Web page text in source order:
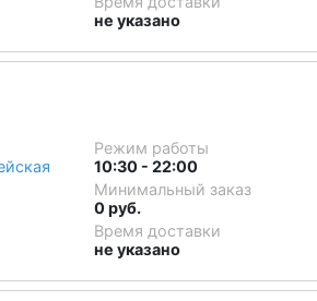
не указано
Режим работы
10:30 - 22:00
Минимальный заказ
0 руб.
Время доставки
не указано